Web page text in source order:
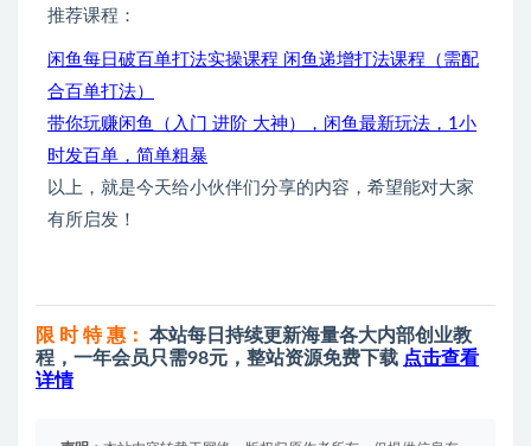
推荐课程：
闲鱼每日破百单打法实操课程 闲鱼递增打法课程（需配
合百单打法）
带你玩赚闲鱼（入门 进阶 大神），闲鱼最新玩法，1小
时发百单，简单粗暴
以上，就是今天给小伙伴们分享的内容，希望能对大家
有所启发！
限 时 特 惠：
本站每日持续更新海量各大内部创业教
程，一年会员只需98元，整站资源免费下载 点击查看
详情